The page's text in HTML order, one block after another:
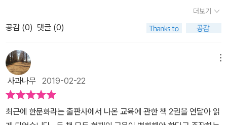
의이며 결과는 매우 비관적이다. 미래교육은 이 사고력을 직접 육성
및 건강관리, 민첩성, 적응력, 리더십과 팔로워십, 불확실한 상황에서
의 의사결정, 실험, 신중한 위험감수, 불확실한 상황에서의 의사결정,
실험, 신중한 위험감수, 현실 검증 및 피드백, 인내심, 현재 및 미래기
전략과 전술, 관리책임, 장벽허물기, 프로젝트 관리, 프로그래밍 능력,
니다.사실 우리가 생각하는 것보다 훨씬 적은 수의 사람만이 무었인
가를 실현한다.교육을 바라보는 최선의 관점은 아이들이 반드시 목표
비시키는 과정이라고 보는 것이다.아이들에게 가장 필요한 기량은 자
신이 열정을 느끼는 분야가 무엇이든 학습을 발판으로 그 분야에서
무엇인가를 실현하는 것이다. 이 책은 1장에서 13장까지에 걸쳐 학
생과 교사가 협력하여 교육의 미래를 설계하고 실현하는 방법을 제시
하고 있다.교사들은 일반적으로 교육과정에 포함되어 있지 않지만 교
실에서 발생하는 일대일 관계나 문제를 학생들 스스로 처리할 수 있
것 같습니다. 따라서, 대한민국의 높은 교육열기는 대부분 사교육으
로 연결이 되고있고, 사회적인 비용 문제도 발생하고 있습니다. 4차
산업혁명 시대인 현재 공부하고 있는 학생들의 60% 이상이 현재 존
재하지 않는 미래의 신규 직업에 종사할 것이라는 전망을 자주 듣고
있습니다. 따라서, 지금이라도 미래에 필요한 교육이 어떤 것인지 알
아보고 지금이라도변화를 시도할 때라고 생각합니다. 이 책의 서두에
저자가 전하는 핵심 메시지로서 지금까지 교육의 초점은개인의 발전
에 있었다고 하며, 미래의 교육은 세상을 보다 살기 좋은 곳으로 바꾸
더보기
공감 (0) 댓글 (0)
사과나무 2019-02-22
최근에 한문화라는 출판사에서 나온 교육에 관한 책 2권을 연달아 읽